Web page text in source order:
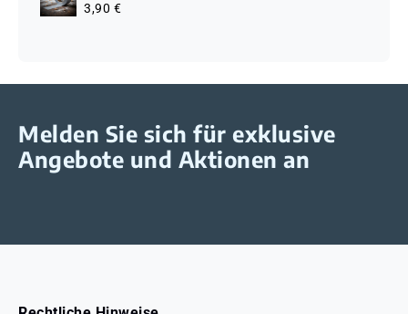
3,90 €
Melden Sie sich für exklusive
Angebote und Aktionen an